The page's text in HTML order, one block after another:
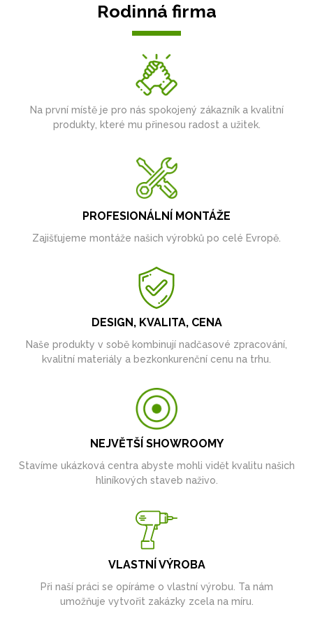
Rodinná firma
Na první místě je pro nás spokojený zákazník a kvalitní
produkty, které mu přinesou radost a užitek.
PROFESIONÁLNÍ MONTÁŽE
Zajišťujeme montáže našich výrobků po celé Evropě.
DESIGN, KVALITA, CENA
Naše produkty v sobě kombinují nadčasové zpracování,
kvalitní materiály a bezkonkurenční cenu na trhu.
NEJVĚTŠÍ SHOWROOMY
Stavíme ukázková centra abyste mohli vidět kvalitu našich
hliníkových staveb naživo.
VLASTNÍ VÝROBA
Při naší práci se opíráme o vlastní výrobu. Ta nám
umožňuje vytvořit zakázky zcela na míru.